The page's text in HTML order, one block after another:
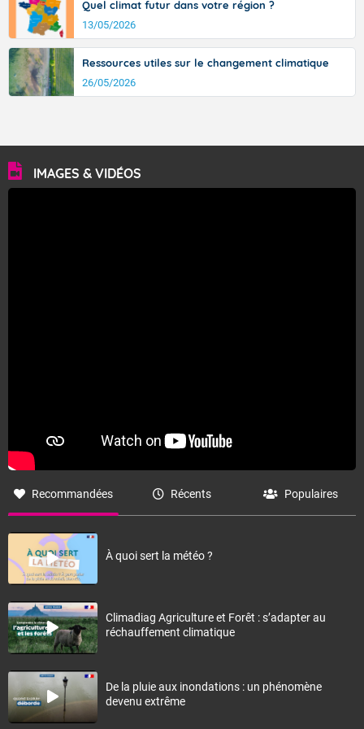
Quel climat futur dans votre région ?
13/05/2026
Ressources utiles sur le changement climatique
26/05/2026
IMAGES & VIDÉOS
Recommandées Récents Populaires
À quoi sert la météo ?
Climadiag Agriculture et Forêt : s’adapter au
réchauffement climatique
De la pluie aux inondations : un phénomène
devenu extrême